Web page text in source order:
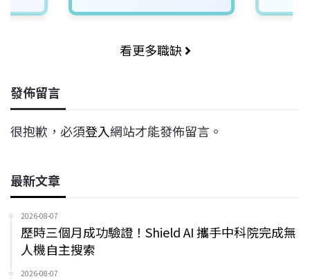
看更多職缺
發佈留言
很抱歉，必須登入網站才能發佈留言。
最新文章
2026-08-07
歷時三個月成功驗證！Shield AI 攜手中科院完成無
人機自主搜索
2026-08-07